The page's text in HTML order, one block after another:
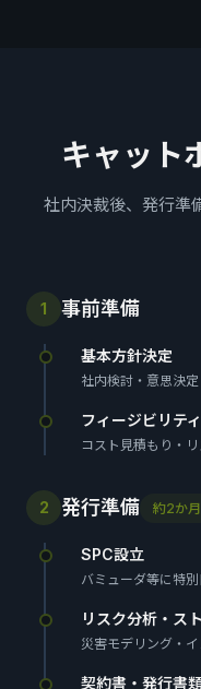
キャット
社内決裁後、発行準
1 事前準備
基本方針決定
社内検討・意思決定
フィージビリテ
コスト見積もり・
2 発行準備 約2か月
SPC設立
バミューダ等に特
リスク分析・ス
災害モデリング・
契約書・発行書